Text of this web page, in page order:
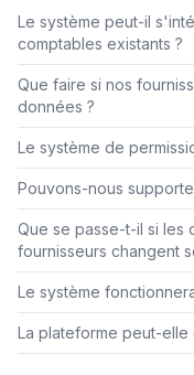
Le système peut-il
comptables existants ?
Que faire si nos
données ?
Le système de
Pouvons-nous
Que se passe-t-il si les
fournisseurs changent
Le système
La plateforme peut-